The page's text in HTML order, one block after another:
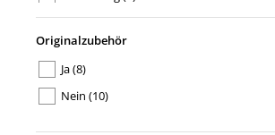
schwarz(5)
Originalzubehör
Ja(8)
Nein (10)